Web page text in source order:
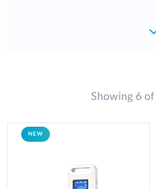
Showing 6
NEW